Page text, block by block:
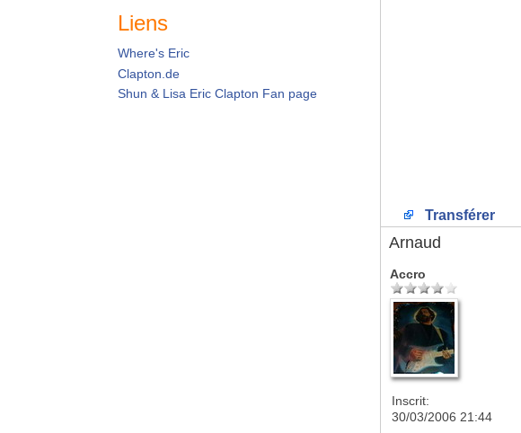
Liens
Where's Eric
Clapton.de
Shun & Lisa Eric Clapton Fan page
Transférer
Arnaud
Accro
Inscrit:
30/03/2006 21:44